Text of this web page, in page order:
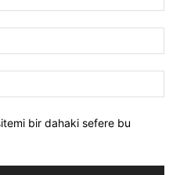
bir dahaki sefere bu